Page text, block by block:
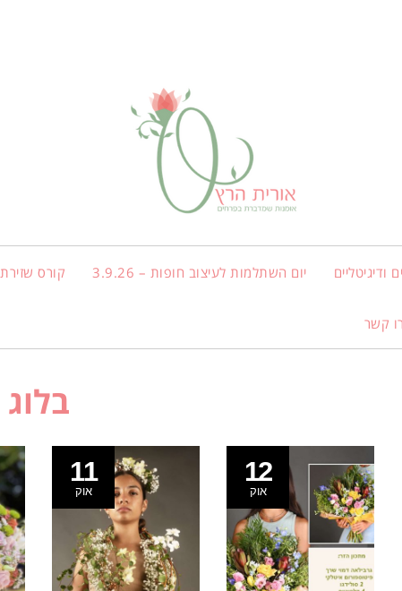
ודיגיטליים יום השתלמות לעיצוב חופות – 3.9.26 קורס
קשר
בלוג
12
אוק
11
אוק